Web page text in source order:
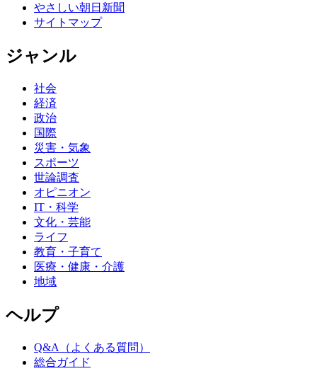
やさしい朝日新聞
サイトマップ
ジャンル
社会
経済
政治
国際
災害・気象
スポーツ
世論調査
オピニオン
IT・科学
文化・芸能
ライフ
教育・子育て
医療・健康・介護
地域
ヘルプ
Q&A（よくある質問）
総合ガイド